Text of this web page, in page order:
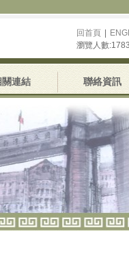
回首頁
瀏覽人數
關連結 聯絡資訊